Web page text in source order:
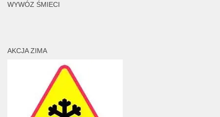
WYWÓZ ŚMIECI
AKCJA ZIMA